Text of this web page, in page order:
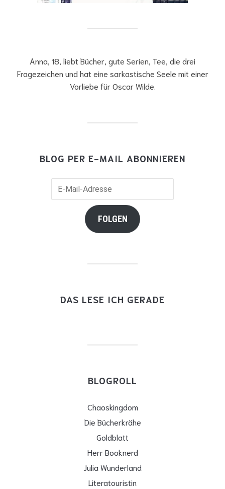
Anna, 18, liebt Bücher, gute Serien, Tee, die drei
Fragezeichen und hat eine sarkastische Seele mit einer
Vorliebe für Oscar Wilde.
BLOG PER E-MAIL ABONNIEREN
FOLGEN
DAS LESE ICH GERADE
BLOGROLL
Chaoskingdom
Die Bücherkrähe
Goldblatt
Herr Booknerd
Julia Wunderland
Literatouristin